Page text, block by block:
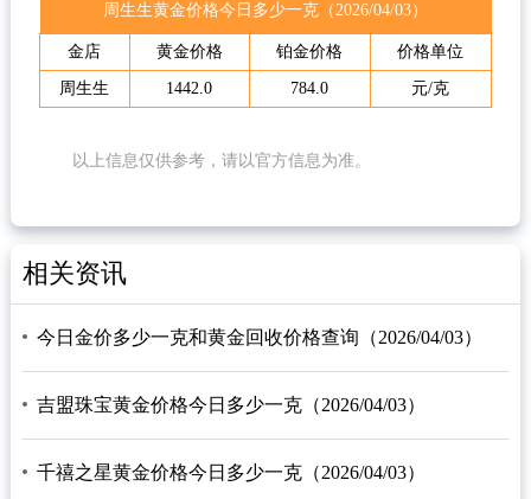
周生生黄金价格今日多少一克（2026/04/03）
金店 黄金价格 铂金价格 价格单位
周生生 1442.0 784.0 元/克
以上信息仅供参考，请以官方信息为准。
相关资讯
今日金价多少一克和黄金回收价格查询（2026/04/03）
吉盟珠宝黄金价格今日多少一克（2026/04/03）
千禧之星黄金价格今日多少一克（2026/04/03）